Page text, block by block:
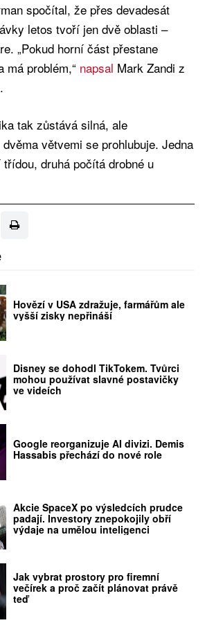
spočítal, že přes devadesát
letos tvoří jen dvě oblasti –
„Pokud horní část přestane
má problém,“ napsal Mark Zandi z
tak zůstává silná, ale
větvemi se prohlubuje. Jedna
druhá počítá drobné u
Hovězí v USA zdražuje, farmářům ale
vyšší zisky nepřináší
Disney se dohodl TikTokem. Tvůrci
mohou používat slavné postavičky
ve videích
Google reorganizuje AI divizi. Demis
Hassabis přechází do nové role
Akcie SpaceX po výsledcích prudce
padají. Investory znepokojily obří
výdaje na umělou inteligenci
Jak vybrat prostory pro firemní
večírek a proč začít plánovat právě
teď